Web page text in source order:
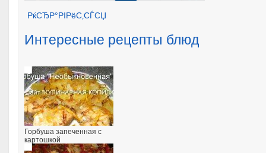
РќСЂР°РІРёС‚СЃСЏ
Интересные рецепты блюд
Горбуша запеченная с
картошкой